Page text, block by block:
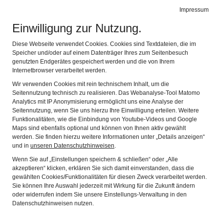
Impressum
Einwilligung zur Nutzung.
Diese Webseite verwendet Cookies. Cookies sind Textdateien, die im
Speicher und/oder auf einem Datenträger Ihres zum Seitenbesuch
genutzten Endgerätes gespeichert werden und die von Ihrem
Internetbrowser verarbeitet werden.
Wir verwenden Cookies mit rein technischem Inhalt, um die
Seitennutzung technisch zu realisieren. Das Webanalyse-Tool Matomo
Analytics mit IP Anonymisierung ermöglicht uns eine Analyse der
Seitennutzung, wenn Sie uns hierzu Ihre Einwilligung erteilen. Weitere
Funktionalitäten, wie die Einbindung von Youtube-Videos und Google
Maps sind ebenfalls optional und können von Ihnen aktiv gewählt
werden. Sie finden hierzu weitere Informationen unter „Details anzeigen“
und in unseren Datenschutzhinweisen.
Wenn Sie auf „Einstellungen speichern & schließen“ oder „Alle
akzeptieren“ klicken, erklären Sie sich damit einverstanden, dass die
gewählten Cookies/Funktionalitäten für diesen Zweck verarbeitet werden.
Sie können Ihre Auswahl jederzeit mit Wirkung für die Zukunft ändern
oder widerrufen indem Sie unsere Einstellungs-Verwaltung in den
Datenschutzhinweisen nutzen.
VORTRAG - MEIN BRUDER OLE, DER
MASSAI
Am Donnerstag, 15. November 2018, um 19:30 Uhr, gab
es einen hochinteressanten Vortrag im
Bergbaumuseum Achthal von Erwin Remmele.